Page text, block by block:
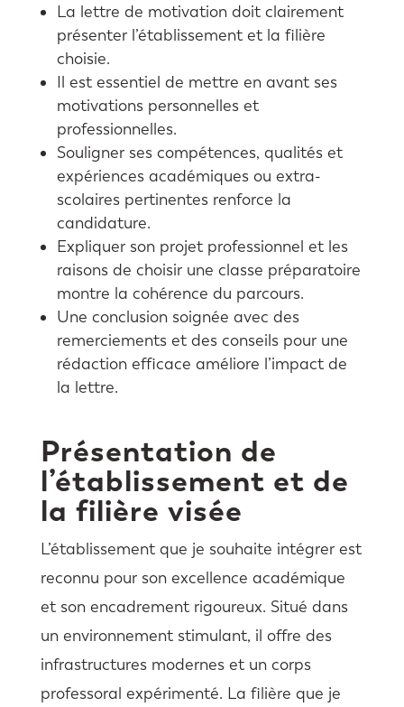
La lettre de motivation doit clairement
présenter l’établissement et la filière
choisie.
Il est essentiel de mettre en avant ses
motivations personnelles et
professionnelles.
Souligner ses compétences, qualités et
expériences académiques ou extra-
scolaires pertinentes renforce la
candidature.
Expliquer son projet professionnel et les
raisons de choisir une classe préparatoire
montre la cohérence du parcours.
Une conclusion soignée avec des
remerciements et des conseils pour une
rédaction efficace améliore l’impact de
la lettre.
Présentation de
l’établissement et de
la filière visée
L’établissement que je souhaite intégrer est
reconnu pour son excellence académique
et son encadrement rigoureux. Situé dans
un environnement stimulant, il offre des
infrastructures modernes et un corps
professoral expérimenté. La filière que je